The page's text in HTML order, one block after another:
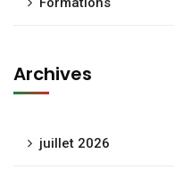
Archives
juillet 2026